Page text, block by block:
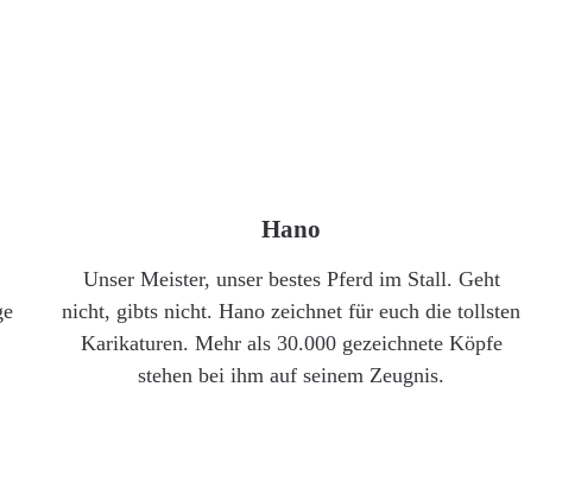
Hano
Unser Meister, unser bestes Pferd im Stall. Geht
nicht, gibts nicht. Hano zeichnet für euch die tollsten
Karikaturen. Mehr als 30.000 gezeichnete Köpfe
stehen bei ihm auf seinem Zeugnis.